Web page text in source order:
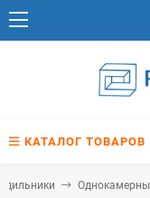
КАТАЛОГ ТОВАРОВ